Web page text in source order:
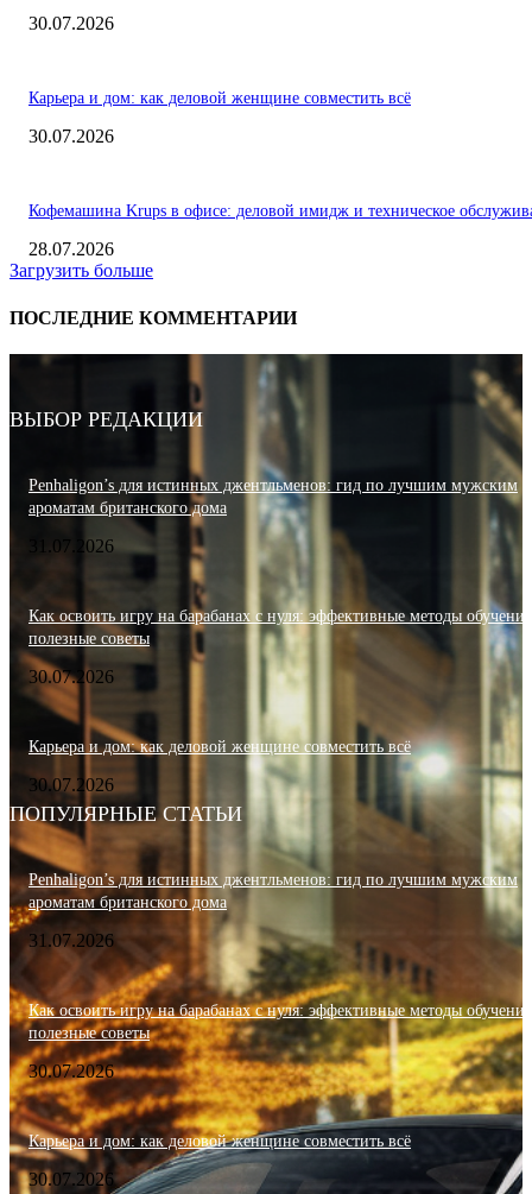
30.07.2026
Карьера и дом: как деловой женщине совместить всё
30.07.2026
Кофемашина Krups в офисе: деловой имидж и техническое
28.07.2026
Загрузить больше
ПОСЛЕДНИЕ КОММЕНТАРИИ
ВЫБОР РЕДАКЦИИ
Penhaligon’s для истинных джентльменов: гид по лучшим мужским
ароматам британского дома
31.07.2026
Как освоить игру на барабанах с нуля: эффективные методы
полезные советы
30.07.2026
Карьера и дом: как деловой женщине совместить всё
30.07.2026
ПОПУЛЯРНЫЕ СТАТЬИ
Penhaligon’s для истинных джентльменов: гид по лучшим мужским
ароматам британского дома
31.07.2026
Как освоить игру на барабанах с нуля: эффективные методы
полезные советы
30.07.2026
Карьера и дом: как деловой женщине совместить всё
30.07.2026